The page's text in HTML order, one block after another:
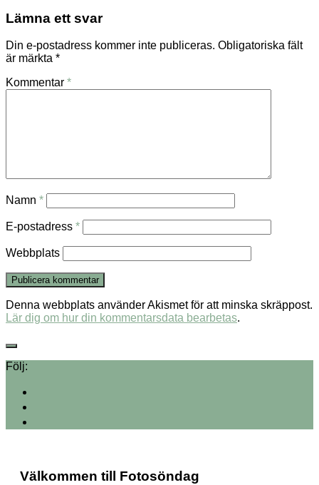
Lämna ett svar
Din e-postadress kommer inte publiceras. Obligatoriska fält
är märkta *
Kommentar *
Namn *
E-postadress *
Webbplats
Denna webbplats använder Akismet för att minska skräppost.
Lär dig om hur din kommentarsdata bearbetas.
Följ:
Välkommen till Fotosöndag